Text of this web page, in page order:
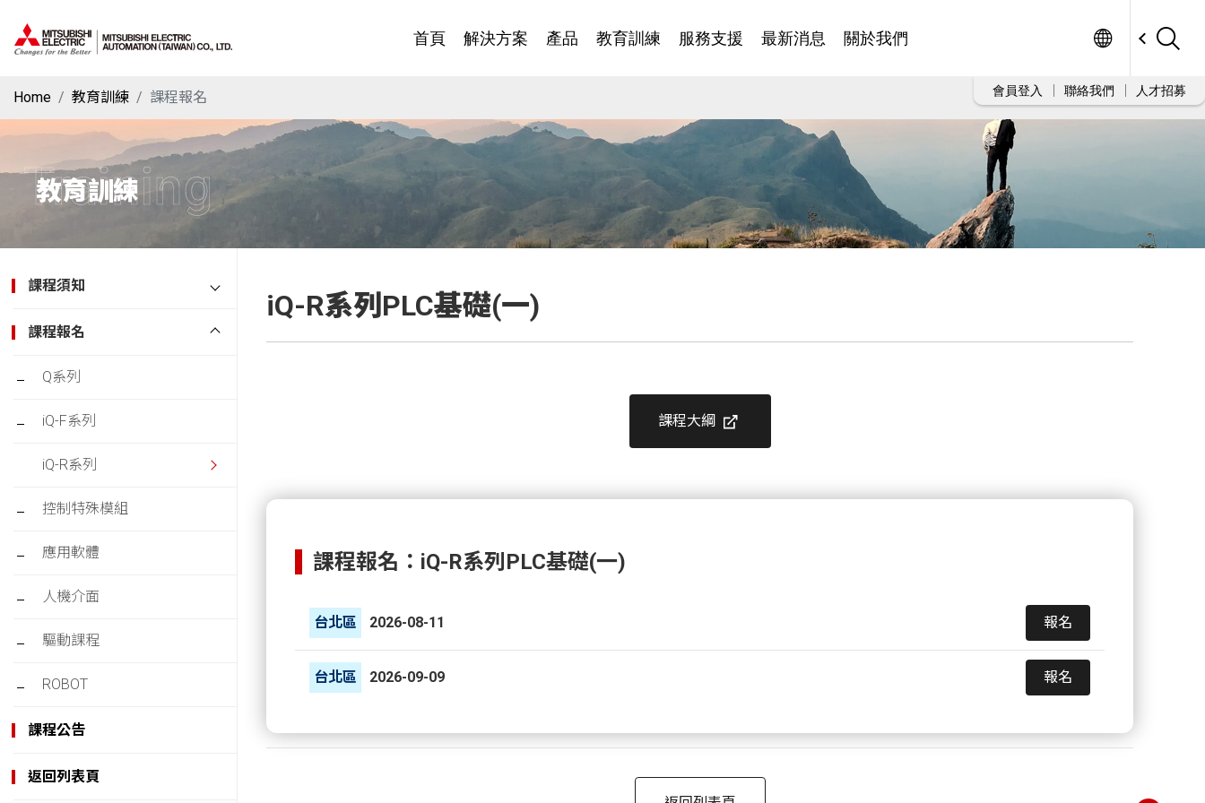
首頁 解決方案 產品 教育訓練 服務支援 最新消息 關於我們
會員登入 聯絡我們 人才招募
Home 教育訓練 課程報名
教育訓練
Training
課程須知
課程報名
Q系列
iQ-F系列
iQ-R系列
控制特殊模組
應用軟體
人機介面
驅動課程
ROBOT
課程公告
返回列表頁
iQ-R系列PLC基礎(一)
課程大綱
課程報名：iQ-R系列PLC基礎(一)
台北區 2026-08-11 報名
台北區 2026-09-09 報名